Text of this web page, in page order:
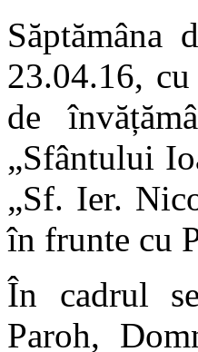
Săptămâna
23.04.16,
de
„Sfântului
„Sf. Ier.
în frunte cu
În cadrul
Paroh,